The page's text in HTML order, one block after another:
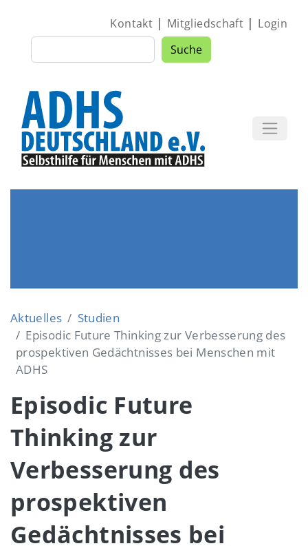
Suche Suche
Kontakt| Mitgliedschaft | Login
Aktuelles
Studien
Episodic Future Thinking zur Verbesserung des
prospektiven Gedächtnisses bei Menschen mit
ADHS
Episodic Future
Thinking zur
Verbesserung des
prospektiven
Gedächtnisses bei